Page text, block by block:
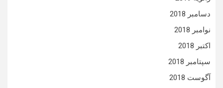
دسامبر 2018
نوامبر 2018
اکتبر 2018
سپتامبر 2018
آگوست 2018